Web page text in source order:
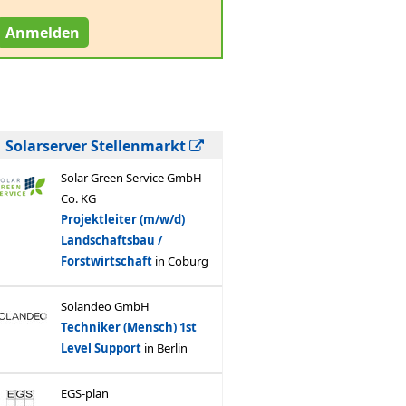
Anmelden
Solarserver Stellenmarkt